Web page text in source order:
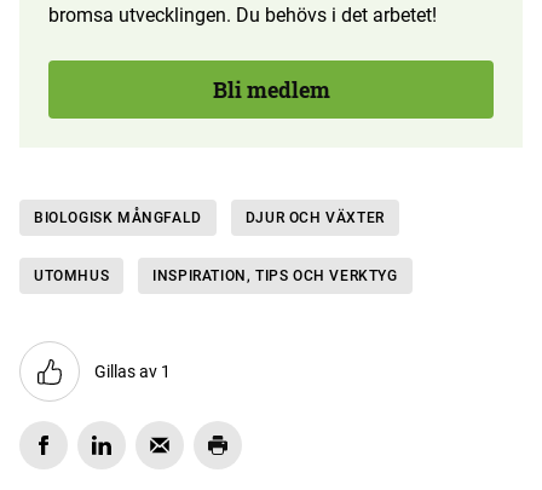
bromsa utvecklingen. Du behövs i det arbetet!
Bli medlem
BIOLOGISK MÅNGFALD DJUR OCH VÄXTER
UTOMHUS INSPIRATION, TIPS OCH VERKTYG
Gillas av 1